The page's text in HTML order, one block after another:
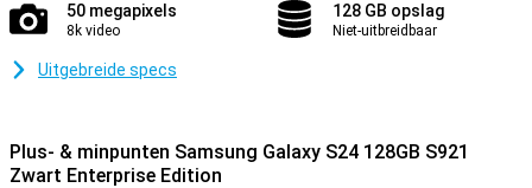
50 megapixels
8k video
128 GB opslag
Niet-uitbreidbaar
Uitgebreide specs
Plus- & minpunten Samsung Galaxy S24 128GB S921
Zwart Enterprise Edition